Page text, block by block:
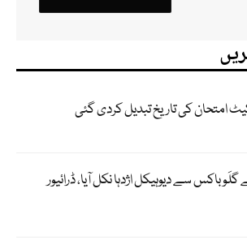
امتحان کی تاریخ تبدیل کردی گئی
باکس سے دیوہیکل اژدہا نکل آیا، ڈرائیور